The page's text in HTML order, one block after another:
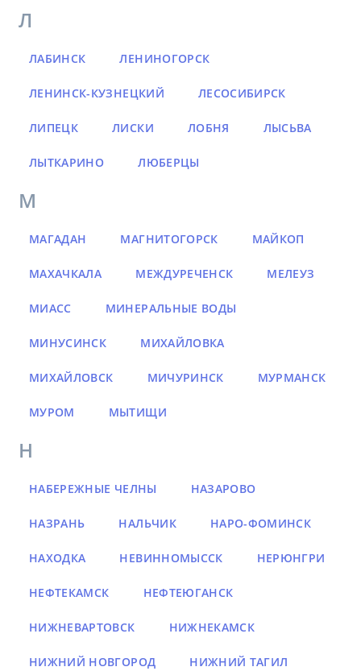
Л
ЛАБИНСК ЛЕНИНОГОРСК
ЛЕНИНСК-КУЗНЕЦКИЙ ЛЕСОСИБИРСК
ЛИПЕЦК ЛИСКИ ЛОБНЯ ЛЫСЬВА
ЛЫТКАРИНО ЛЮБЕРЦЫ
М
МАГАДАН МАГНИТОГОРСК МАЙКОП
МАХАЧКАЛА МЕЖДУРЕЧЕНСК МЕЛЕУЗ
МИАСС МИНЕРАЛЬНЫЕ ВОДЫ
МИНУСИНСК МИХАЙЛОВКА
МИХАЙЛОВСК МИЧУРИНСК МУРМАНСК
МУРОМ МЫТИЩИ
Н
НАБЕРЕЖНЫЕ ЧЕЛНЫ НАЗАРОВО
НАЗРАНЬ НАЛЬЧИК НАРО-ФОМИНСК
НАХОДКА НЕВИННОМЫССК НЕРЮНГРИ
НЕФТЕКАМСК НЕФТЕЮГАНСК
НИЖНЕВАРТОВСК НИЖНЕКАМСК
НИЖНИЙ НОВГОРОД НИЖНИЙ ТАГИЛ